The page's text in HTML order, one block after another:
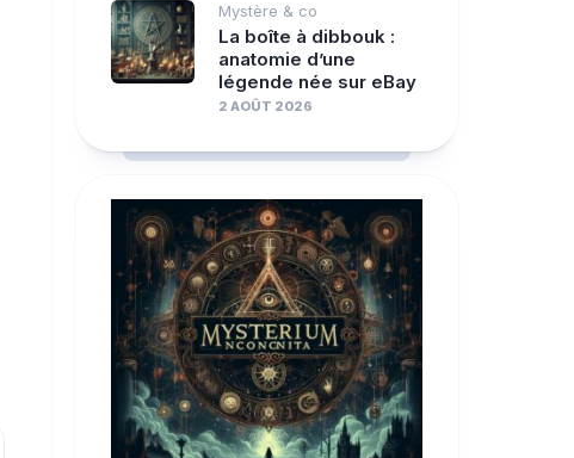
Mystère & co
La boîte à dibbouk :
anatomie d’une
légende née sur eBay
2 AOÛT 2026